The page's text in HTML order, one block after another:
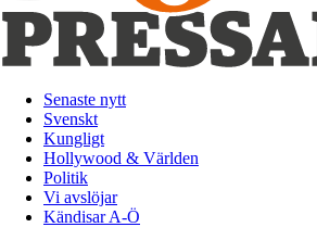
Senaste nytt
Svenskt
Kungligt
Hollywood & Världen
Politik
Vi avslöjar
Kändisar A-Ö